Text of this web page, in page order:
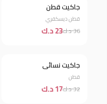
خصم 36%
جاكيت قطن
قطن ديسكفري
36 د.ك 23 د.ك
خصم 47%
جاكيت نسائي
قطن
32 د.ك 17 د.ك